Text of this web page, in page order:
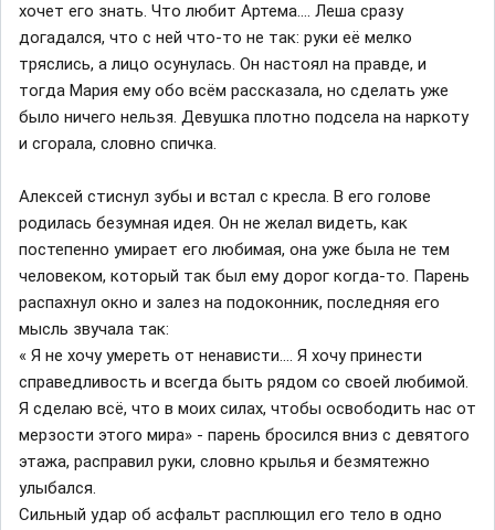
хочет его знать. Что любит Артема…. Леша сразу
догадался, что с ней что-то не так: руки её мелко
тряслись, а лицо осунулась. Он настоял на правде, и
тогда Мария ему обо всём рассказала, но сделать уже
было ничего нельзя. Девушка плотно подсела на наркоту
и сгорала, словно спичка.
Алексей стиснул зубы и встал с кресла. В его голове
родилась безумная идея. Он не желал видеть, как
постепенно умирает его любимая, она уже была не тем
человеком, который так был ему дорог когда-то. Парень
распахнул окно и залез на подоконник, последняя его
мысль звучала так:
« Я не хочу умереть от ненависти…. Я хочу принести
справедливость и всегда быть рядом со своей любимой.
Я сделаю всё, что в моих силах, чтобы освободить нас от
мерзости этого мира» - парень бросился вниз с девятого
этажа, расправил руки, словно крылья и безмятежно
улыбался.
Сильный удар об асфальт расплющил его тело в одно